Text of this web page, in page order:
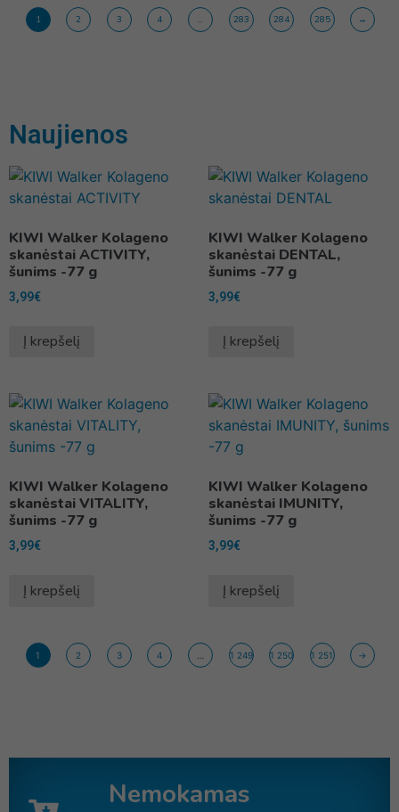
1 2 3 4 … 283 284 285 →
Naujienos
KIWI Walker Kolageno
skanėstai ACTIVITY,
šunims -77 g
3,99€
Į krepšelį
KIWI Walker Kolageno
skanėstai DENTAL,
šunims -77 g
3,99€
Į krepšelį
KIWI Walker Kolageno
skanėstai VITALITY,
šunims -77 g
3,99€
Į krepšelį
KIWI Walker Kolageno
skanėstai IMUNITY,
šunims -77 g
3,99€
Į krepšelį
1 2 3 4 1 249 1 250 1 251 →
Nemokamas